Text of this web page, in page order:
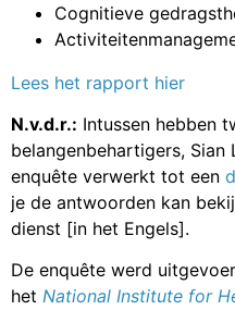
Cognitieve
Lees het rapport hier
N.v.d.r.: Intussen hebben
belangenbehartigers, Sian
enquête verwerkt tot een
je de antwoorden kan
dienst [in het Engels].
De enquête werd
het National Institute for